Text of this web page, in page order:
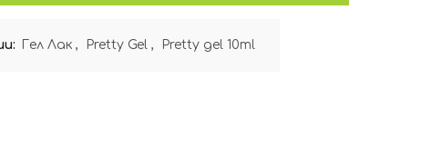
Гел Лак , Pretty Gel , Pretty gel 10ml